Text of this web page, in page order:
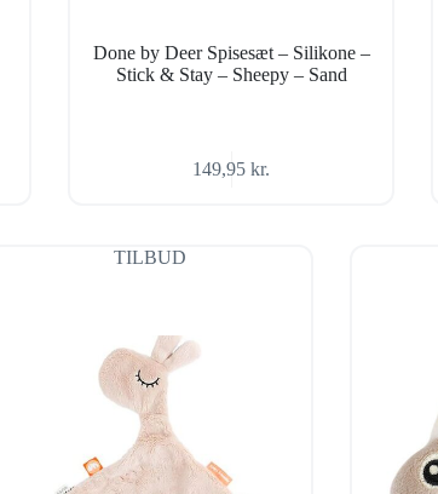
Done by Deer Spisesæt – Silikone –
Stick & Stay – Sheepy – Sand
149,95kr.
TILBUD